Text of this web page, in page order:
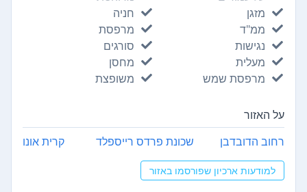
מזגן
חניה
ממ"ד
מרפסת
נגישות
סורגים
מעלית
מחסן
מרפסת שמש
משופצת
על האזור
רחוב הדובדבן שכונת פרדס רייספלד קרית אונו
למודעות ארכיון שפורסמו באזור